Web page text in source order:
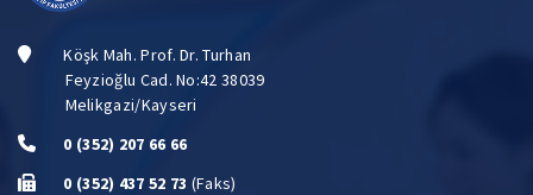
Köşk Mah. Prof. Dr. Turhan
Feyzioğlu Cad. No:42 38039
Melikgazi/Kayseri
0 (352) 207 66 66
0 (352) 437 52 73 (Faks)